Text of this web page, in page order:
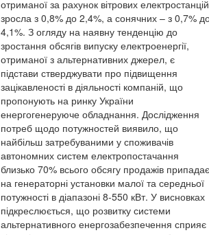
отриманої за рахунок вітрових
зросла з 0,8% до 2,4%, а сонячних – з 0,7%
4,1%. З огляду на наявну тенденцію до
зростання обсягів випуску електроенергії,
отриманої з альтернативних джерел, є
підстави стверджувати про підвищення
зацікавленості в діяльності компаній, що
пропонують на ринку України
енергогенеруюче обладнання. Дослідження
потреб щодо потужностей виявило, що
найбільш затребуваними у споживачів
автономних систем електропостачання
близько 70% всього обсягу продажів припадає
на генераторні установки малої та середньої
потужності в діапазоні 8-550 кВт. У висновках
підкреслюється, що розвитку системи
альтернативного енергозабезпечення сприяє